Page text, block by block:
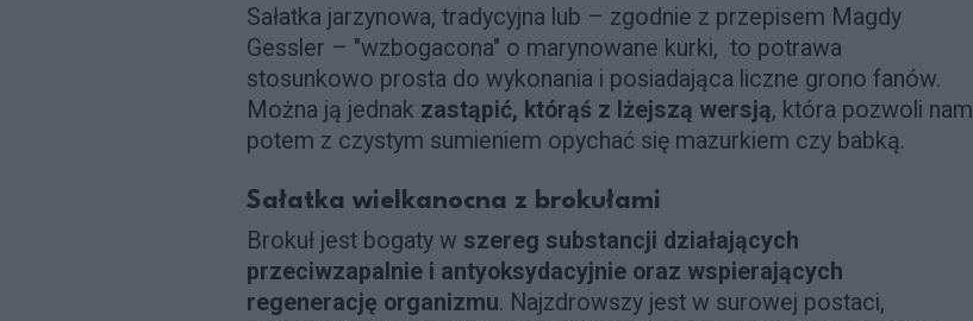
Sałatka jarzynowa, tradycyjna lub – zgodnie z przepisem Magdy
Gessler – "wzbogacona" o marynowane kurki, to potrawa
stosunkowo prosta do wykonania i posiadająca liczne grono fanów.
Można ją jednak zastąpić, którąś z lżejszą wersją, która pozwoli nam
potem z czystym sumieniem opychać się mazurkiem czy babką.
Sałatka wielkanocna z brokułami
Brokuł jest bogaty w szereg substancji działających
przeciwzapalnie i antyoksydacyjnie oraz wspierających
regenerację organizmu. Najzdrowszy jest w surowej postaci,